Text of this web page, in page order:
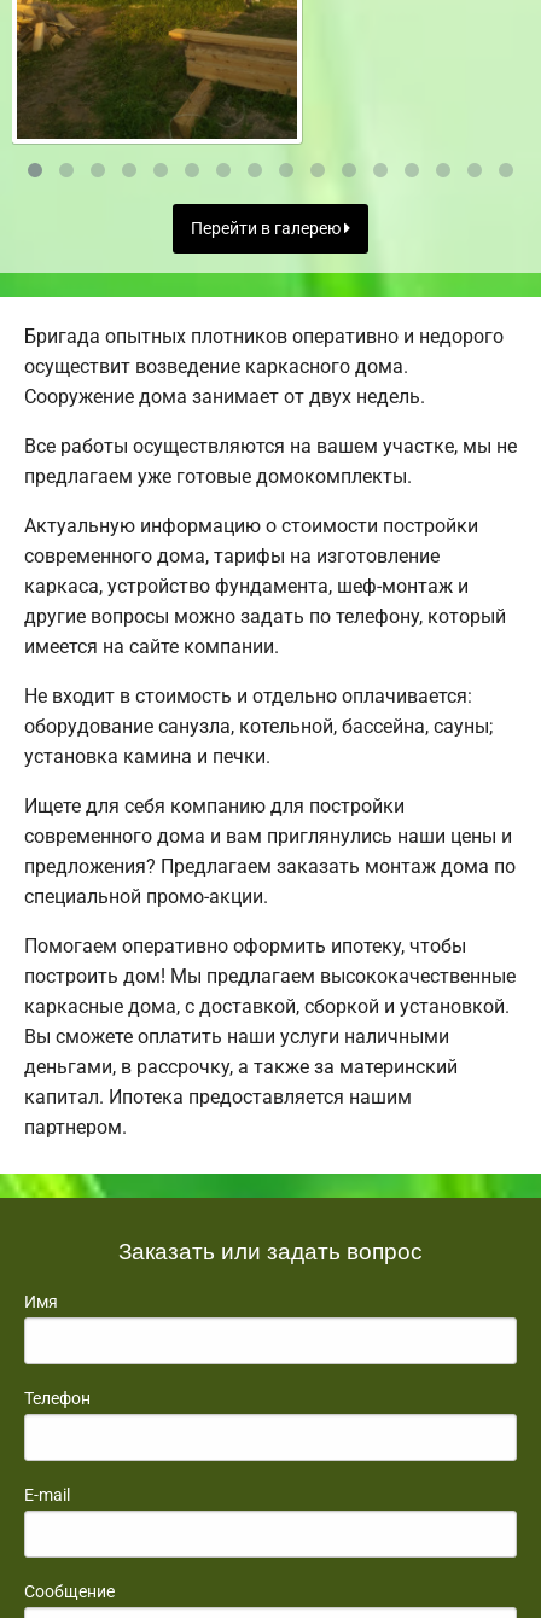
Перейти в галерею
Бригада опытных плотников оперативно и недорого
осуществит возведение каркасного дома.
Сооружение дома занимает от двух недель.
Все работы осуществляются на вашем участке, мы не
предлагаем уже готовые домокомплекты.
Актуальную информацию о стоимости постройки
современного дома, тарифы на изготовление
каркаса, устройство фундамента, шеф-монтаж и
другие вопросы можно задать по телефону, который
имеется на сайте компании.
Не входит в стоимость и отдельно оплачивается:
оборудование санузла, котельной, бассейна, сауны;
установка камина и печки.
Ищете для себя компанию для постройки
современного дома и вам приглянулись наши цены и
предложения? Предлагаем заказать монтаж дома по
специальной промо-акции.
Помогаем оперативно оформить ипотеку, чтобы
построить дом! Мы предлагаем высококачественные
каркасные дома, с доставкой, сборкой и установкой.
Вы сможете оплатить наши услуги наличными
деньгами, в рассрочку, а также за материнский
капитал. Ипотека предоставляется нашим
партнером.
Заказать или задать вопрос
Имя
Телефон
E-mail
Сообщение